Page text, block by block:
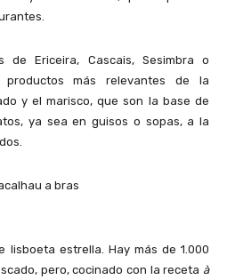
de Ericeira, Cascais, Sesimbra o
más relevantes de la
y el marisco, que son la base de
ya sea en guisos o sopas, a la
lisboeta estrella. Hay más de 1.000
pero, cocinado con la receta à